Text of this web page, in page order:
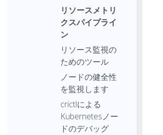
リソースメトリ
クスパイプライ
ン
リソース監視の
ためのツール
ノードの健全性
を監視します
crictlによる
Kubernetesノー
ドのデバッグ